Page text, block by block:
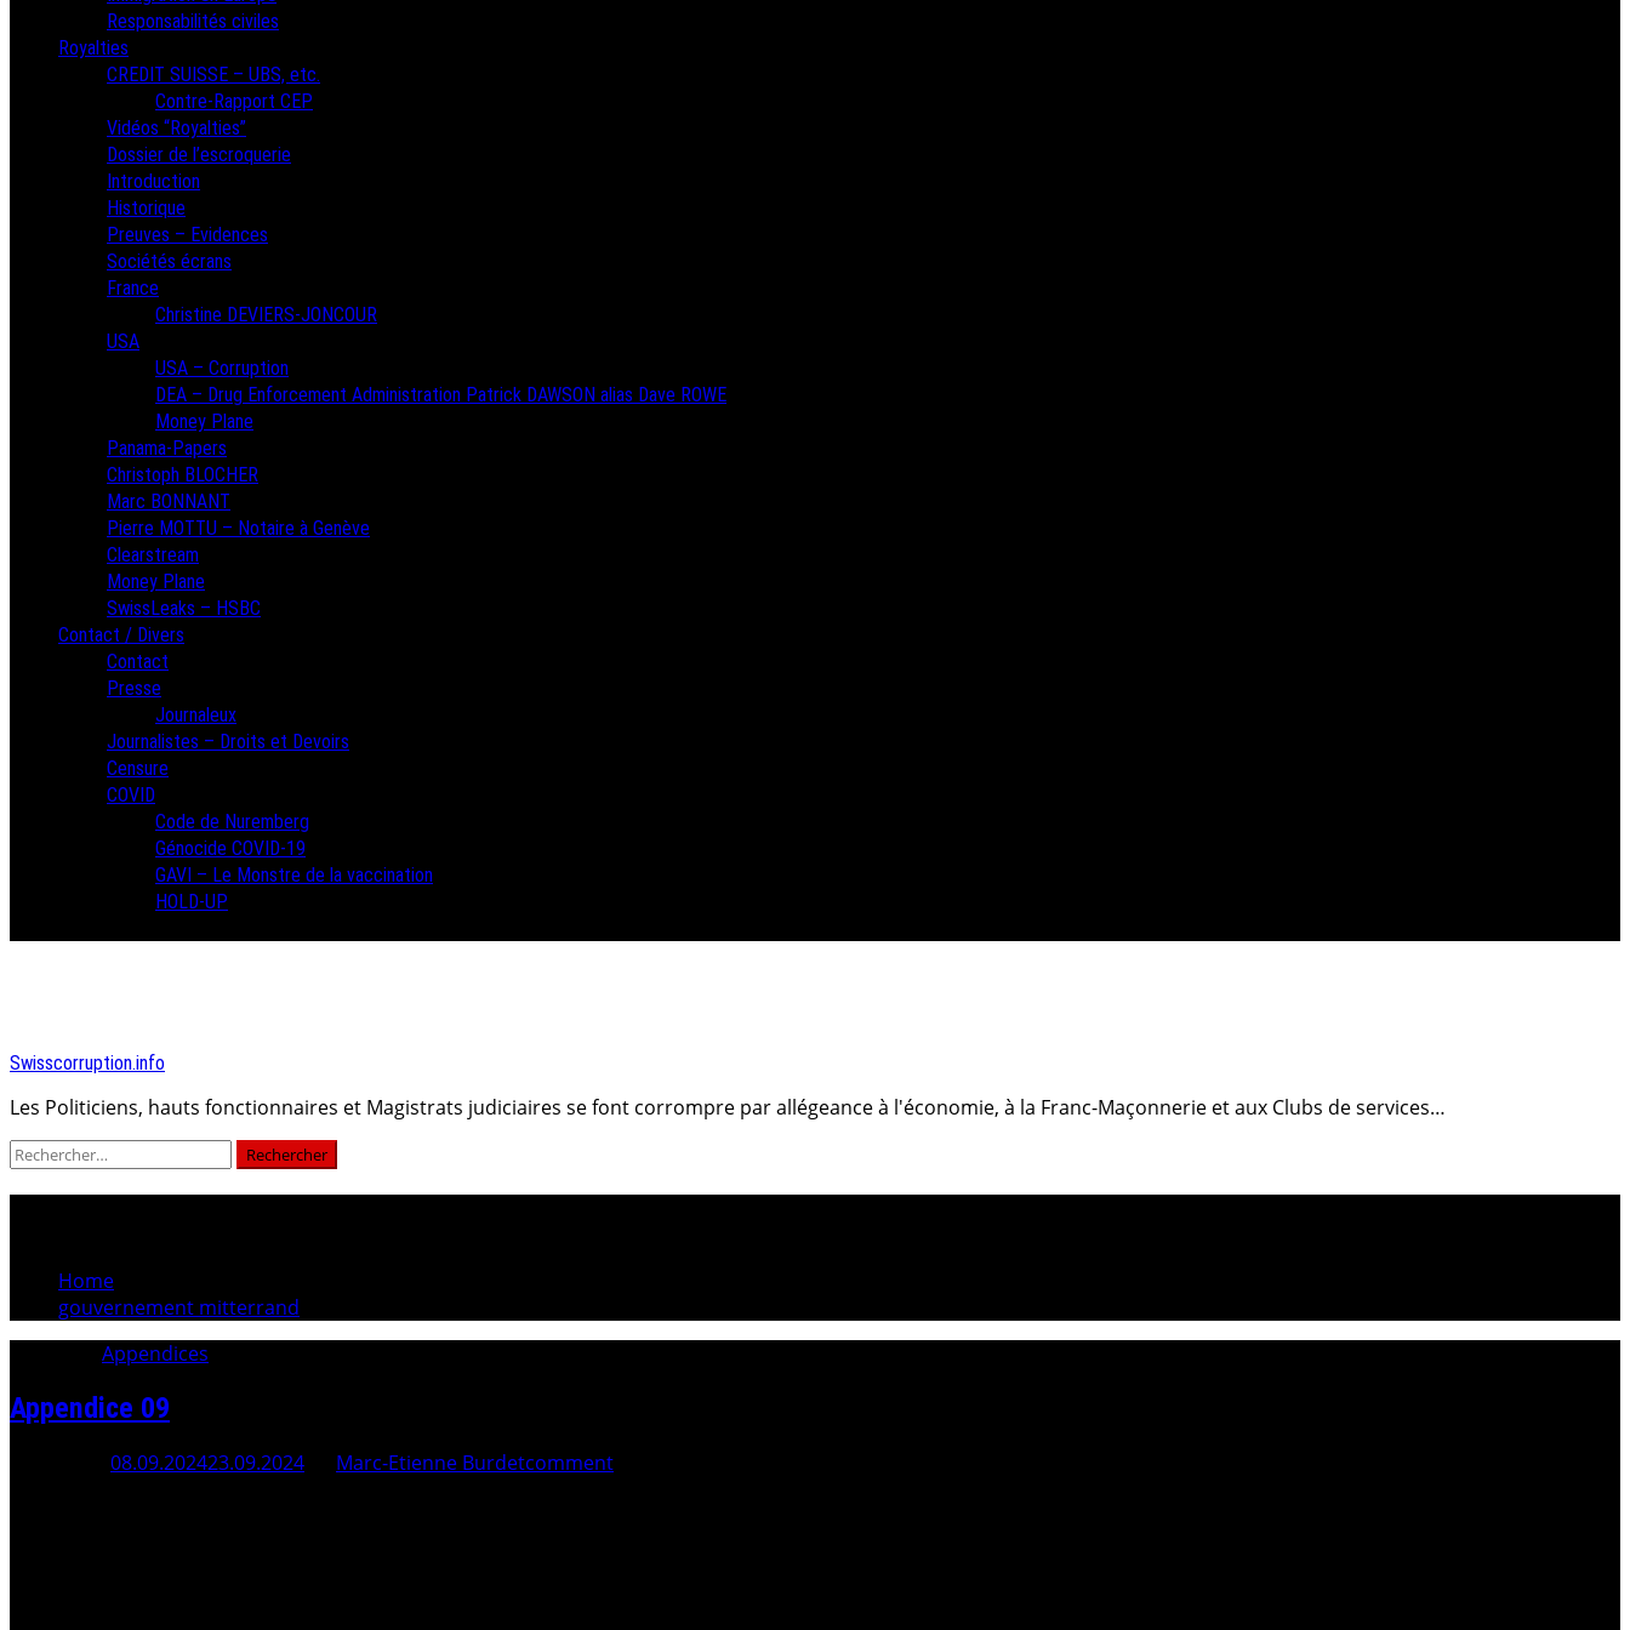
Responsabilités civiles
Royalties
CREDIT SUISSE – UBS, etc.
Contre-Rapport CEP
Vidéos “Royalties”
Dossier de l’escroquerie
Introduction
Historique
Preuves – Evidences
Sociétés écrans
France
Christine DEVIERS-JONCOUR
USA
USA – Corruption
DEA – Drug Enforcement Administration Patrick DAWSON alias Dave ROWE
Money Plane
Panama-Papers
Christoph BLOCHER
Marc BONNANT
Pierre MOTTU – Notaire à Genève
Clearstream
Money Plane
SwissLeaks – HSBC
Contact / Divers
Contact
Presse
Journaleux
Journalistes – Droits et Devoirs
Censure
COVID
Code de Nuremberg
Génocide COVID-19
GAVI – Le Monstre de la vaccination
HOLD-UP
Swisscorruption.info
Les Politiciens, hauts fonctionnaires et Magistrats judiciaires se font corrompre par allégeance à l'économie, à la Franc-Maçonnerie et aux Clubs de services…
Rechercher :
Home
gouvernement mitterrand
Appendices
Appendice 09
08.09.202423.09.2024 Marc-Etienne Burdetcomment